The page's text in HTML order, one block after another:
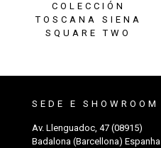
COLECCIÓN
TOSCANA SIENA
SQUARE TWO
SEDE E SHOWROOM
Av. Llenguadoc, 47 (08915)
Badalona (Barcellona) Espanha